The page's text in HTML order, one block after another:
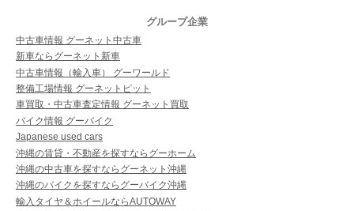
グループ企業
中古車情報 グーネット中古車
新車ならグーネット新車
中古車情報（輸入車） グーワールド
整備工場情報 グーネットピット
車買取・中古車査定情報 グーネット買取
バイク情報 グーバイク
Japanese used cars
沖縄の賃貸・不動産を探すならグーホーム
沖縄の中古車を探すならグーネット沖縄
沖縄のバイクを探すならグーバイク沖縄
輸入タイヤ＆ホイールならAUTOWAY